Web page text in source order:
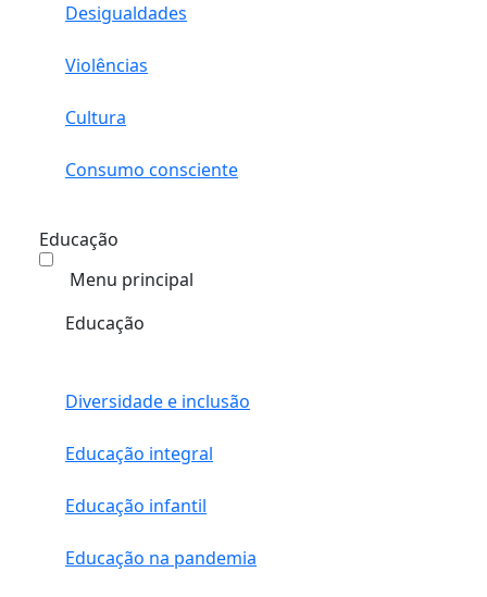
Desigualdades
Violências
Cultura
Consumo consciente
Educação
Menu principal
Educação
Diversidade e inclusão
Educação integral
Educação infantil
Educação na pandemia